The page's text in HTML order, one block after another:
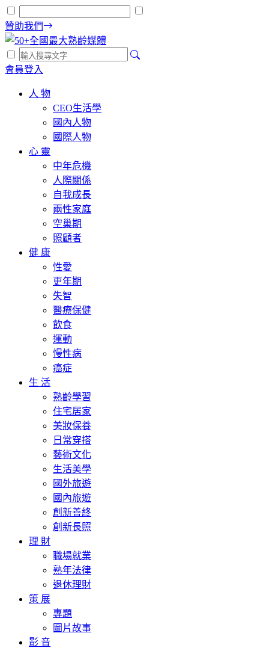
贊助我們
會員登入
人 物
CEO生活學
國內人物
國際人物
心 靈
中年危機
人際關係
自我成長
兩性家庭
空巢期
照顧者
健 康
性愛
更年期
失智
醫療保健
飲食
運動
慢性病
癌症
生 活
熟齡學習
住宅居家
美妝保養
日常穿搭
藝術文化
生活美學
國外旅遊
國內旅遊
創新善終
創新長照
理 財
職場就業
熟年法律
退休理財
策 展
專題
圖片故事
影 音